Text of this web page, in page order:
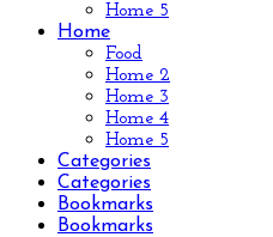
Home 5
Home
Food
Home 2
Home 3
Home 4
Home 5
Categories
Categories
Bookmarks
Bookmarks